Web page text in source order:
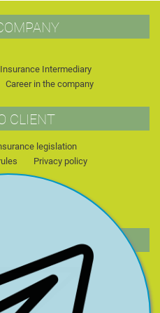
Intermediary
Career in the company
CLIENT
legislation
Privacy policy
companies
For students